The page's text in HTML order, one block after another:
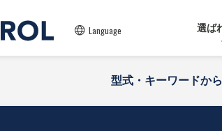
Language 選ば
型式・キーワードか